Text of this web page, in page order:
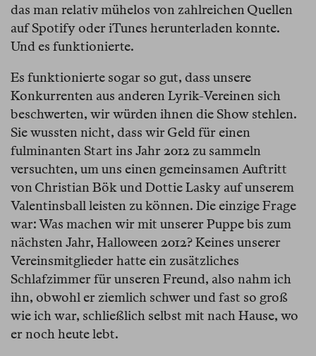
das man relativ mühelos von zahlreichen Quellen
auf Spotify oder iTunes herunterladen konnte.
Und es funktionierte.
Es funktionierte sogar so gut, dass unsere
Konkurrenten aus anderen Lyrik-Vereinen sich
beschwerten, wir würden ihnen die Show stehlen.
Sie wussten nicht, dass wir Geld für einen
fulminanten Start ins Jahr 2012 zu sammeln
versuchten, um uns einen gemeinsamen Auftritt
von Christian Bök und Dottie Lasky auf unserem
Valentinsball leisten zu können. Die einzige Frage
war: Was machen wir mit unserer Puppe bis zum
nächsten Jahr, Halloween 2012? Keines unserer
Vereinsmitglieder hatte ein zusätzliches
Schlafzimmer für unseren Freund, also nahm ich
ihn, obwohl er ziemlich schwer und fast so groß
wie ich war, schließlich selbst mit nach Hause, wo
er noch heute lebt.